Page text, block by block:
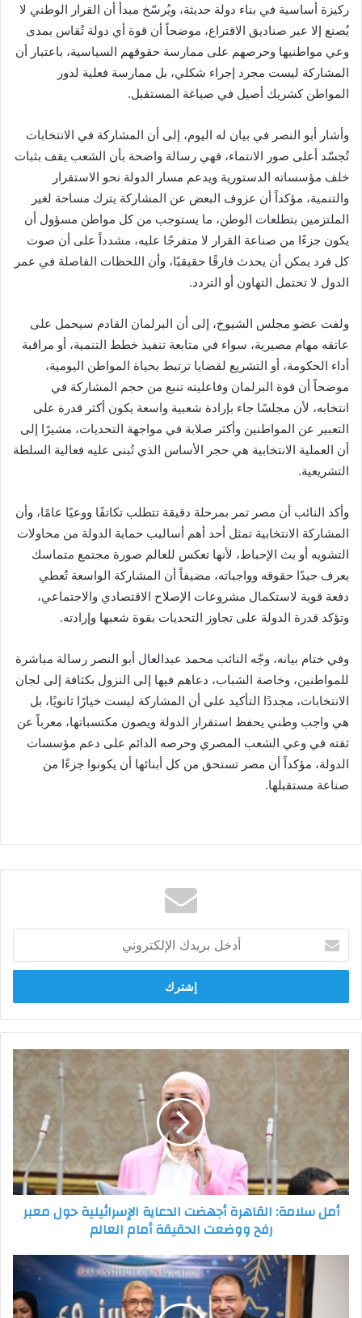
ركيزة أساسية في بناء دولة حديثة، ويُرسّخ مبدأ أن القرار الوطني لا
يُصنع إلا عبر صناديق الاقتراع، موضحاً أن قوة أي دولة تُقاس بمدى
وعي مواطنيها وحرصهم على ممارسة حقوقهم السياسية، باعتبار أن
المشاركة ليست مجرد إجراء شكلي، بل ممارسة فعلية لدور
المواطن كشريك أصيل في صياغة المستقبل.
وأشار أبو النصر في بيان له اليوم، إلى أن المشاركة في الانتخابات
تُجسّد أعلى صور الانتماء، فهي رسالة واضحة بأن الشعب يقف بثبات
خلف مؤسساته الدستورية ويدعم مسار الدولة نحو الاستقرار
والتنمية، مؤكداً أن عزوف البعض عن المشاركة يترك مساحة لغير
الملتزمين بتطلعات الوطن، ما يستوجب من كل مواطن مسؤول أن
يكون جزءًا من صناعة القرار لا متفرجًا عليه، مشدداً على أن صوت
كل فرد يمكن أن يحدث فارقًا حقيقيًا، وأن اللحظات الفاصلة في عمر
الدول لا تحتمل التهاون أو التردد.
ولفت عضو مجلس الشيوخ، إلى أن البرلمان القادم سيحمل على
عاتقه مهام مصيرية، سواء في متابعة تنفيذ خطط التنمية، أو مراقبة
أداء الحكومة، أو التشريع لقضايا ترتبط بحياة المواطن اليومية،
موضحاً أن قوة البرلمان وفاعليته تنبع من حجم المشاركة في
انتخابه، لأن مجلسًا جاء بإرادة شعبية واسعة يكون أكثر قدرة على
التعبير عن المواطنين وأكثر صلابة في مواجهة التحديات، مشيرًا إلى
أن العملية الانتخابية هي حجر الأساس الذي تُبنى عليه فعالية السلطة
التشريعية.
وأكد النائب أن مصر تمر بمرحلة دقيقة تتطلب تكاتفًا ووعيًا عامًا، وأن
المشاركة الانتخابية تمثل أحد أهم أساليب حماية الدولة من محاولات
التشويه أو بث الإحباط، لأنها تعكس للعالم صورة مجتمع متماسك
يعرف جيدًا حقوقه وواجباته، مضيفاً أن المشاركة الواسعة تُعطي
دفعة قوية لاستكمال مشروعات الإصلاح الاقتصادي والاجتماعي،
وتؤكد قدرة الدولة على تجاوز التحديات بقوة شعبها وإرادته.
وفي ختام بيانه، وجّه النائب محمد عبدالعال أبو النصر رسالة مباشرة
للمواطنين، وخاصة الشباب، دعاهم فيها إلى النزول بكثافة إلى لجان
الانتخابات، مجددًا التأكيد على أن المشاركة ليست خيارًا ثانويًا، بل
هي واجب وطني يحفظ استقرار الدولة ويصون مكتسباتها، معرباً عن
ثقته في وعي الشعب المصري وحرصه الدائم على دعم مؤسسات
الدولة، مؤكداً أن مصر تستحق من كل أبنائها أن يكونوا جزءًا من
صناعة مستقبلها.
بريدك
الإلكتروني
معبر
رفح
ووضعت
أمل سلامة: القاهرة أجهضت الدعاية الإسرائيلية حول معبر
رفح ووضعت الحقيقة أمام العالم